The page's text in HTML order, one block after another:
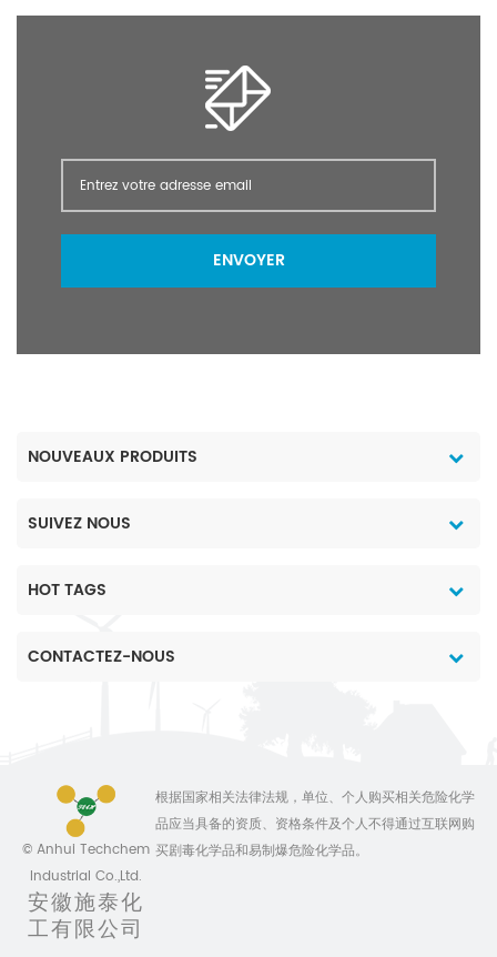
ENVOYER
NOUVEAUX PRODUITS
SUIVEZ NOUS
HOT TAGS
CONTACTEZ-NOUS
© Anhui Techchem
Industrial Co.,Ltd.
安徽施泰化
工有限公司
根据国家相关法律法规，单位、个人购买相关危险化学
品应当具备的资质、资格条件及个人不得通过互联网购
买剧毒化学品和易制爆危险化学品。